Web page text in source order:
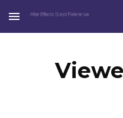
Skip to main content